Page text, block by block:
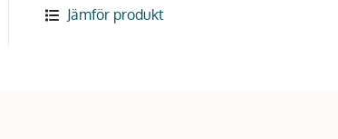
Jämför produkt